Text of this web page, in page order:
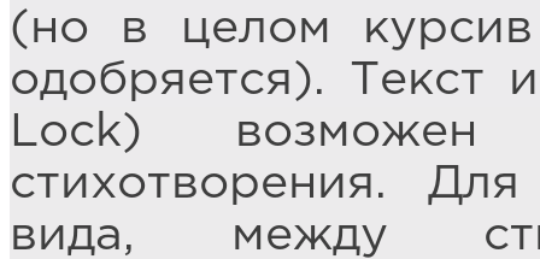
(но в целом
одобряется).
Lock)
стихотворения.
вида, между